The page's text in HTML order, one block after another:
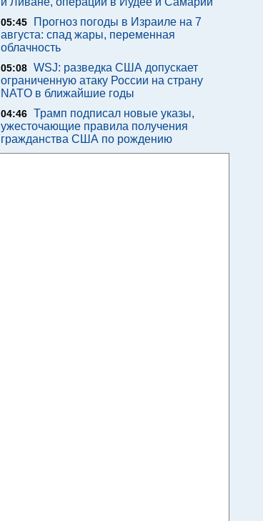
05:45
Прогноз погоды в Израиле на 7
августа: спад жары, переменная
облачность
05:08 WSJ: разведка США допускает
ограниченную атаку России на страну
NATO в ближайшие годы
04:46 Трамп подписал новые указы,
ужесточающие правила получения
гражданства США по рождению